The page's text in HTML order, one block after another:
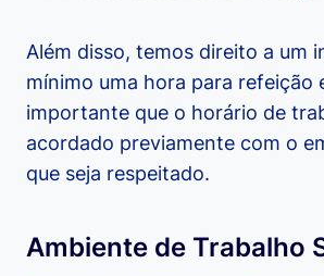
Além disso, temos direito a um
mínimo uma hora para refeição
importante que o horário de
acordado previamente com o
que seja respeitado.
Ambiente de Trabalho